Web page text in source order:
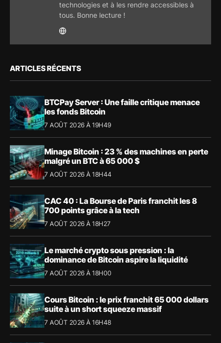
technologies et à les rendre accessibles à
tous. Bonne lecture !
ARTICLES RÉCENTS
BTCPay Server : Une faille critique menace
les fonds Bitcoin
7 AOÛT 2026 À 19H49
Minage Bitcoin : 23 % des machines en perte
malgré un BTC à 65 000 $
7 AOÛT 2026 À 18H44
CAC 40 : La Bourse de Paris franchit les 8
700 points grâce à la tech
7 AOÛT 2026 À 18H27
Le marché crypto sous pression : la
dominance de Bitcoin aspire la liquidité
7 AOÛT 2026 À 18H00
Cours Bitcoin : le prix franchit 65 000 dollars
suite à un short squeeze massif
7 AOÛT 2026 À 16H48